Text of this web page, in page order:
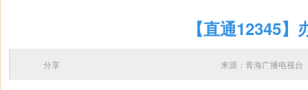
【直通12345
来源：青海广播电视
分享